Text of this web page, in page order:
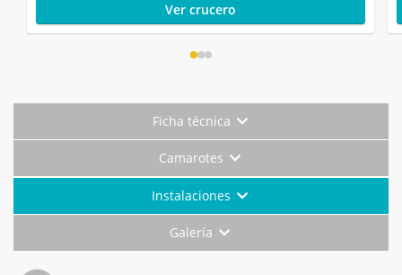
Ver crucero
Ficha técnica
Camarotes
Instalaciones
Galería